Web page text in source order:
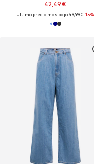
42,49€
Último precio más bajo:49,99€-15%